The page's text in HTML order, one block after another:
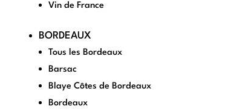
Vin de France
BORDEAUX
Tous les Bordeaux
Barsac
Blaye Côtes de Bordeaux
Bordeaux